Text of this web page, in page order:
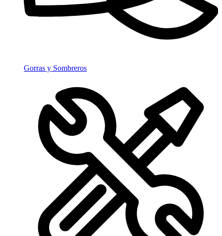
Gorras y Sombreros